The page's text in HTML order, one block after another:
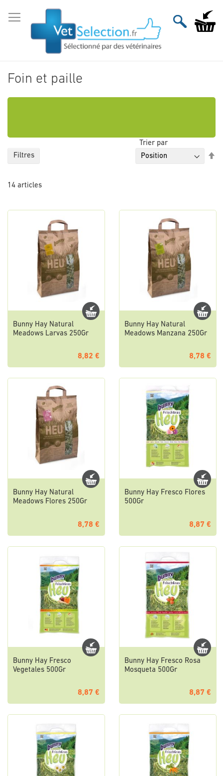
au
contenu
Mon
Foin et paille
14 articles
Trier par
Bunny Hay Natural
Meadows Larvas 250Gr
8,82 €
Bunny Hay Natural
Meadows Manzana 250Gr
8,78 €
Bunny Hay Natural
Meadows Flores 250Gr
8,78 €
Bunny Hay Fresco Flores
500Gr
8,87 €
Bunny Hay Fresco
Vegetales 500Gr
8,87 €
Bunny Hay Fresco Rosa
Mosqueta 500Gr
8,87 €
Filtres